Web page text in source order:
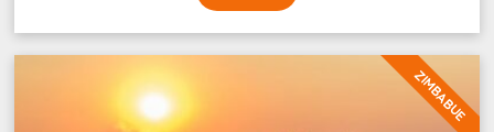
ZIMBABUE